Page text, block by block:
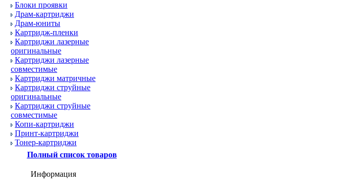
Блоки проявки
Драм-картриджи
Драм-юниты
Картридж-пленки
Картриджи лазерные
оригинальные
Картриджи лазерные
совместимые
Картриджи матричные
Картриджи струйные
оригинальные
Картриджи струйные
совместимые
Копи-картриджи
Принт-картриджи
Тонер-картриджи
Полный список товаров
Информация